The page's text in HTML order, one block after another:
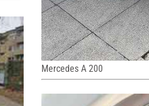
Mercedes A 200